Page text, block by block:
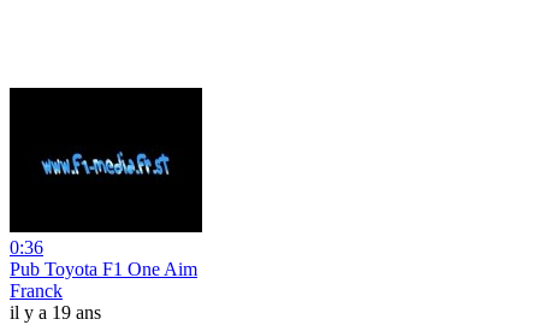
0:36
Pub Toyota F1 One Aim
Franck
il y a 19 ans